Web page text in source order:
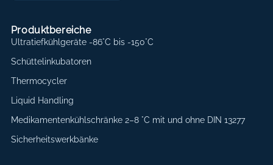
Produktbereiche
Ultratiefkühlgeräte -86°C bis -150°C
Schüttelinkubatoren
Thermocycler
Liquid Handling
Medikamentenkühlschränke 2–8 °C mit und ohne DIN 13277
Sicherheitswerkbänke